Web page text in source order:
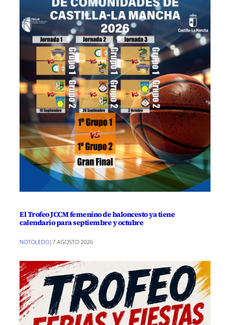
El Trofeo JCCM femenino de baloncesto ya tiene
calendario para septiembre y octubre
NOTOLEDO|7 AGOSTO 2026